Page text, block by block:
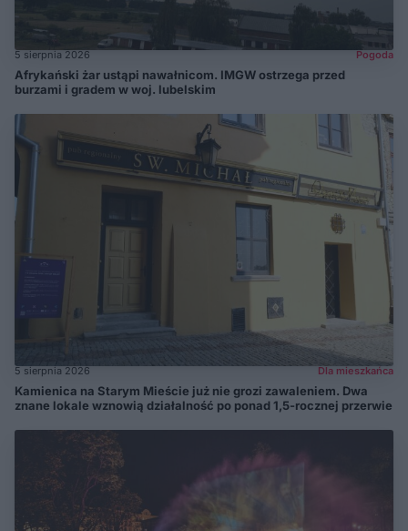
5 sierpnia 2026 Pogoda
Afrykański żar ustąpi nawałnicom. IMGW ostrzega przed
burzami i gradem w woj. lubelskim
5 sierpnia 2026 Dla mieszkańca
Kamienica na Starym Mieście już nie grozi zawaleniem. Dwa
znane lokale wznowią działalność po ponad 1,5-rocznej przerwie